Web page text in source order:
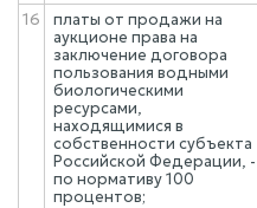
16
платы от продажи на
аукционе права на
заключение договора
пользования водными
биологическими
ресурсами,
находящимися в
собственности субъекта
Российской Федерации, -
по нормативу 100
процентов;